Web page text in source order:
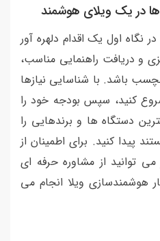
در یک ویلای هوشمند
نگاه اول یک اقدام دلهره آور
و دریافت راهنمایی مناسب،
باشد. با شناسایی نیازها
کنید، سپس بودجه خود را
دستگاه ها و برندهایی را
پیدا کنید. برای اطمینان از
توانید از مشاوره حرفه ای
ویلا انجام می